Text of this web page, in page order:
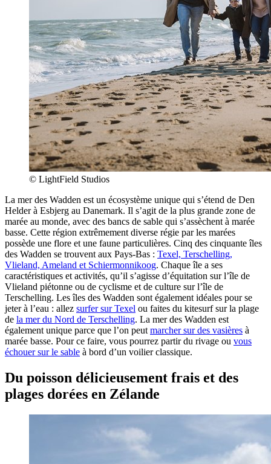
© LightField Studios
La mer des Wadden est un écosystème unique qui s’étend de Den
Helder à Esbjerg au Danemark. Il s’agit de la plus grande zone de
marée au monde, avec des bancs de sable qui s’assèchent à marée
basse. Cette région extrêmement diverse régie par les marées
possède une flore et une faune particulières. Cinq des cinquante îles
des Wadden se trouvent aux Pays-Bas : Texel, Terschelling,
Vlieland, Ameland et Schiermonnikoog. Chaque île a ses
caractéristiques et activités, qu’il s’agisse d’équitation sur l’île de
Vlieland piétonne ou de cyclisme et de culture sur l’île de
Terschelling. Les îles des Wadden sont également idéales pour se
jeter à l’eau : allez surfer sur Texel ou faites du kitesurf sur la plage
de la mer du Nord de Terschelling. La mer des Wadden est
également unique parce que l’on peut marcher sur des vasières à
marée basse. Pour ce faire, vous pourrez partir du rivage ou vous
échouer sur le sable à bord d’un voilier classique.
Du poisson délicieusement frais et des
plages dorées en Zélande